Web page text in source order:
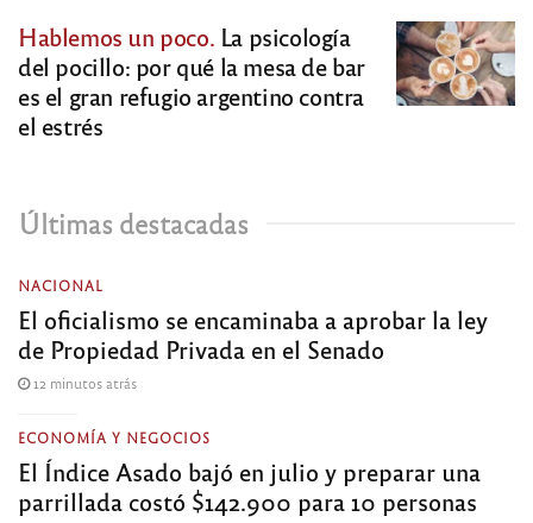
Hablemos un poco. La psicología
del pocillo: por qué la mesa de bar
es el gran refugio argentino contra
el estrés
Últimas destacadas
NACIONAL
El oficialismo se encaminaba a aprobar la ley
de Propiedad Privada en el Senado
12 minutos atrás
ECONOMÍA Y NEGOCIOS
El Índice Asado bajó en julio y preparar una
parrillada costó $142.900 para 10 personas